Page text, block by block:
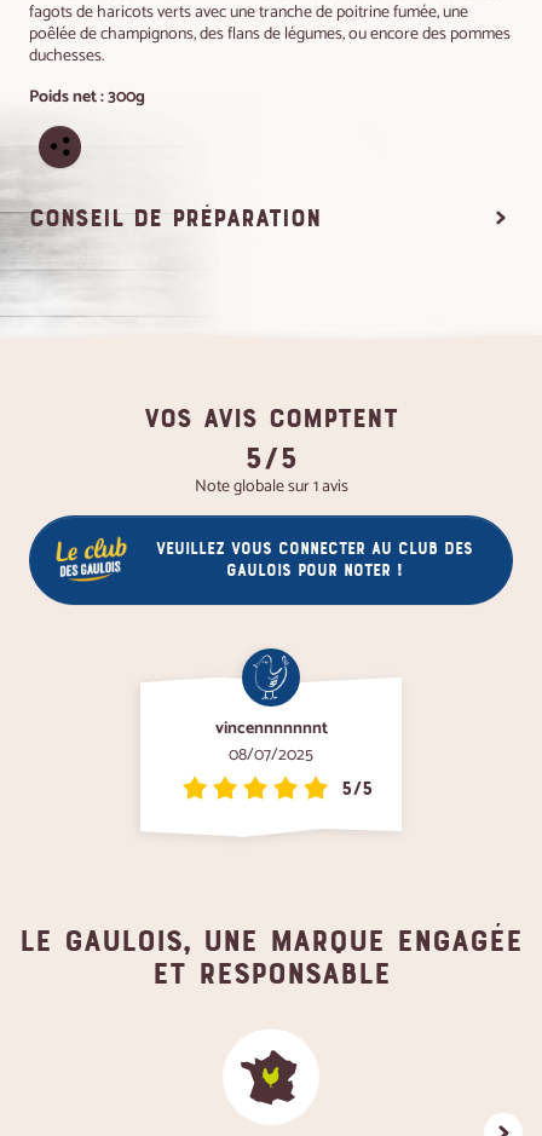
fagots de haricots verts avec une tranche de poitrine fumée, une
poêlée de champignons, des flans de légumes, ou encore des pommes
duchesses.
Poids net : 300g
conseil de préparation
VOS AVIS COMPTENT
5/5
Note globale sur 1 avis
Veuillez vous connecter au club des
gaulois pour noter !
vincennnnnnnt
08/07/2025
5/5
Le gaulois, une marque engagée
et responsable